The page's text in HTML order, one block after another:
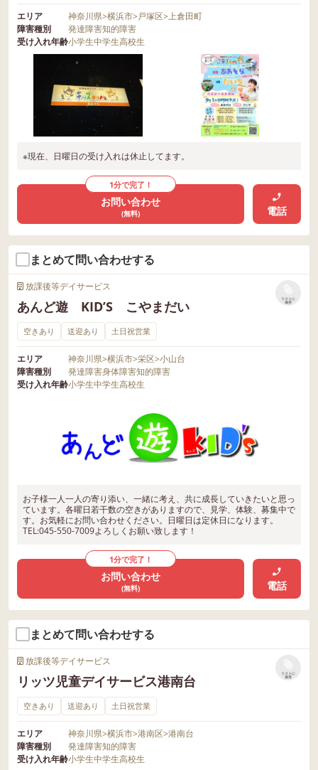
エリア 神奈川県>横浜市>戸塚区>上倉田町
障害種別
発達障害知的障害
受け入れ年齢小学生中学生高校生
※現在、日曜日の受け入れは休止してます。
1分で完了！
お問い合わせ
(無料) 電話
まとめて問い合わせする
放課後等デイサービス
あんど遊 KID’S こやまだい
リストに
保存
空きあり 送迎あり 土日祝営業
エリア 神奈川県>横浜市>栄区>小山台
障害種別
発達障害身体障害知的障害
受け入れ年齢小学生中学生高校生
お子様一人一人の寄り添い、一緒に考え、共に成長していきたいと思っ
ています。各曜日若干数の空きがありますので、見学、体験、募集中で
す。お気軽にお問い合わせください。日曜日は定休日になります。
TEL:045-550-7009よろしくお願い致します！
1分で完了！
お問い合わせ
(無料) 電話
まとめて問い合わせする
放課後等デイサービス
リッツ児童デイサービス港南台
リストに
保存
空きあり 送迎あり 土日祝営業
エリア 神奈川県>横浜市>港南区>港南台
障害種別
発達障害知的障害
受け入れ年齢小学生中学生高校生